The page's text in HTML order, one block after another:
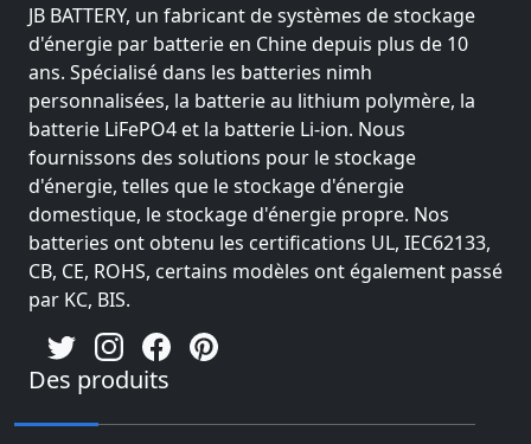
JB BATTERY, un fabricant de systèmes de stockage
d'énergie par batterie en Chine depuis plus de 10
ans. Spécialisé dans les batteries nimh
personnalisées, la batterie au lithium polymère, la
batterie LiFePO4 et la batterie Li-ion. Nous
fournissons des solutions pour le stockage
d'énergie, telles que le stockage d'énergie
domestique, le stockage d'énergie propre. Nos
batteries ont obtenu les certifications UL, IEC62133,
CB, CE, ROHS, certains modèles ont également passé
par KC, BIS.
Des produits